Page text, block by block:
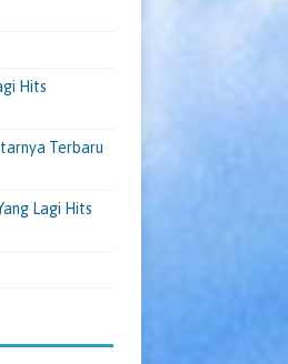
Hits
Terbaru
Lagi Hits